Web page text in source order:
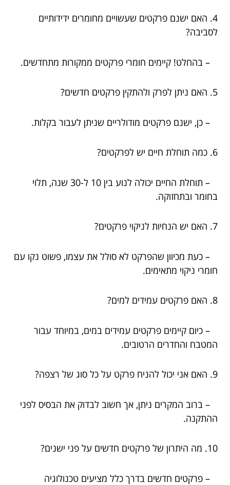
4. האם ישנם פרקטים שעשויים מחומרים ידידותיים
לסביבה?
– בהחלט! קיימים חומרי פרקטים ממקורות מתחדשים.
5. האם ניתן לפרק ולהתקין פרקטים חדשים?
– כן, ישנם פרקטים מודולריים שניתן לעבור בקלות.
6. כמה תוחלת חיים יש לפרקטים?
– תוחלת החיים יכולה לנוע בין 10 ל-30 שנה, תלוי
בחומר ובתחזוקה.
7. האם יש הנחיות לניקוי פרקטים?
– כעת מכיוון שהפרקט לא סולל את עצמו, פשוט נקו עם
חומרי ניקוי מתאימים.
8. האם פרקטים עמידים למים?
– כיום קיימים פרקטים עמידים במים, במיוחד עבור
המטבח והחדרים הרטובים.
9. האם אני יכול להניח פרקט על כל סוג של רצפה?
– ברוב המקרים ניתן, אך חשוב לבדוק את הבסיס לפני
ההתקנה.
10. מה היתרון של פרקטים חדשים על פני ישנים?
– פרקטים חדשים בדרך כלל מציעים טכנולוגיה